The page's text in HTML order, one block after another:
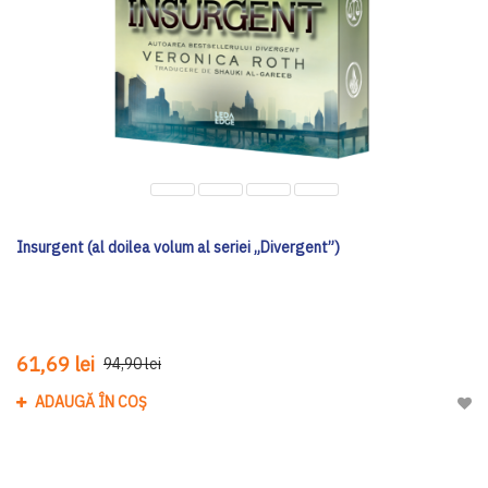
Insurgent (al doilea volum al seriei „Divergent”)
61,69 lei 94,90 lei
ADAUGĂ ÎN COȘ